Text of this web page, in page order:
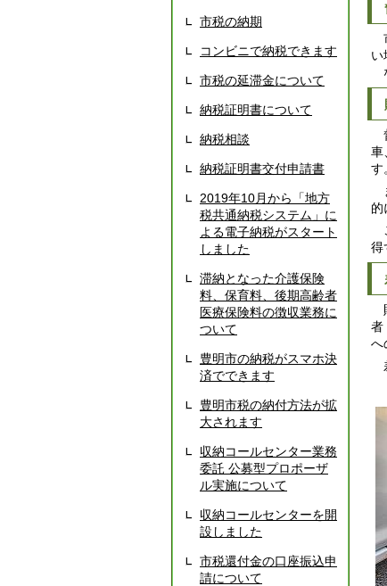
市税の納期
コンビニで納税できます
市税の延滞金について
納税証明書について
納税相談
納税証明書交付申請書
2019年10月から「地方
税共通納税システム」に
よる電子納税がスタート
しました
滞納となった介護保険
料、保育料、後期高齢者
医療保険料の徴収業務に
ついて
豊明市の納税がスマホ決
済でできます
豊明市税の納付方法が拡
大されます
収納コールセンター業務
委託 公募型プロポーザ
ル実施について
収納コールセンターを開
設しました
市税還付金の口座振込申
請について
い
車
す
的
得
者
へ